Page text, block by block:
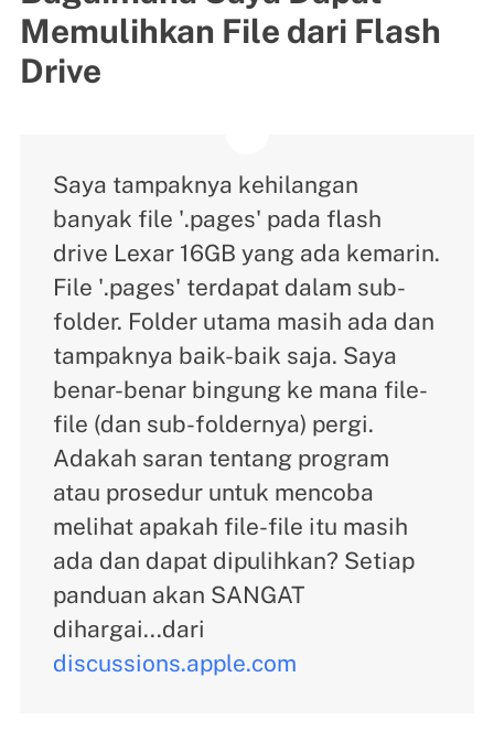
Memulihkan File dari Flash
Drive
Saya tampaknya kehilangan
banyak file '.pages' pada flash
drive Lexar 16GB yang ada kemarin.
File '.pages' terdapat dalam sub-
folder. Folder utama masih ada dan
tampaknya baik-baik saja. Saya
benar-benar bingung ke mana file-
file (dan sub-foldernya) pergi.
Adakah saran tentang program
atau prosedur untuk mencoba
melihat apakah file-file itu masih
ada dan dapat dipulihkan? Setiap
panduan akan SANGAT
dihargai...dari
discussions.apple.com